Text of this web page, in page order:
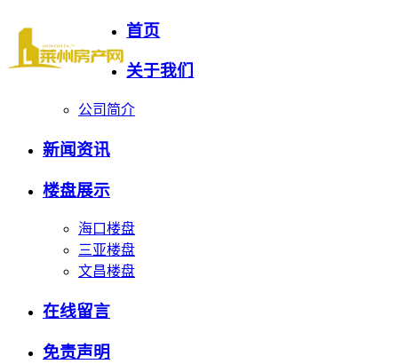
首页
关于我们
公司简介
新闻资讯
楼盘展示
海口楼盘
三亚楼盘
文昌楼盘
在线留言
免责声明